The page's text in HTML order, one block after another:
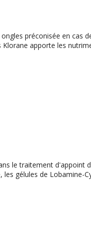
préconisée en cas
apporte les
le traitement d'appoint
gélules de Lobamine-